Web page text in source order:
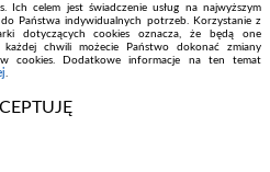
Ich celem jest świadczenie usług na najwyższym
Państwa indywidualnych potrzeb. Korzystanie z
dotyczących cookies oznacza, że będą one
chwili możecie Państwo dokonać zmiany
cookies. Dodatkowe informacje na ten temat